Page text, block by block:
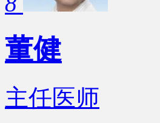
董健
主任医师